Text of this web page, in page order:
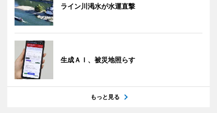
ライン川渇水が水運直撃
生成ＡＩ、被災地照らす
もっと見る